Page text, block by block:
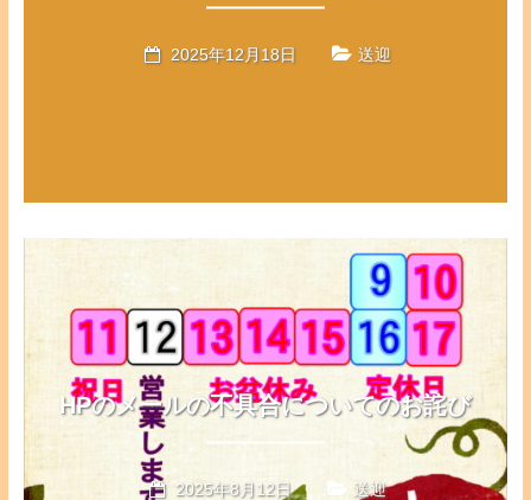
2025年12月18日 送迎
HPのメールの不具合についてのお詫び
2025年8月12日 送迎